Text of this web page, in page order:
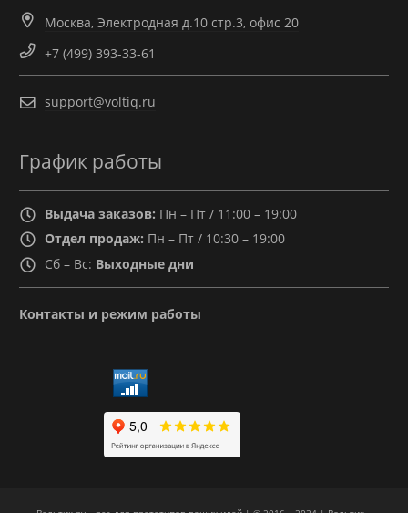
Москва, Электродная д.10 стр.3, офис 20
+7 (499) 393-33-61
support@voltiq.ru
График работы
Выдача заказов: Пн – Пт / 11:00 – 19:00
Отдел продаж: Пн – Пт / 10:30 – 19:00
Сб – Вс: Выходные дни
Контакты и режим работы